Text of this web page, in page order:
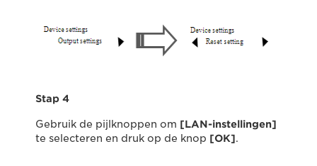
Stap 4
Gebruik de pijlknoppen om [LAN-instellingen]
te selecteren en druk op de knop [OK].